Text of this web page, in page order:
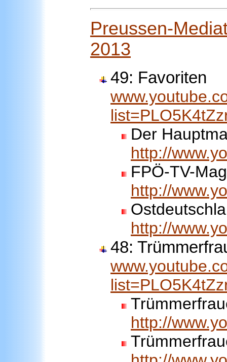
Preussen-
2013
49: Favoriten
Der
http://
FPÖ-TV-
http://
http://
48:
http://